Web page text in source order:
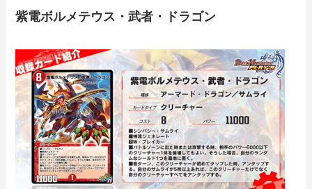
紫電ボルメテウス・武者・ドラゴン